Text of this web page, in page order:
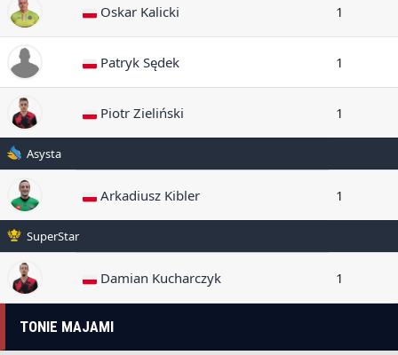
Oskar Kalicki 1
Patryk Sędek 1
Piotr Zieliński 1
Asysta
Arkadiusz Kibler 1
SuperStar
Damian Kucharczyk 1
TONIE MAJAMI